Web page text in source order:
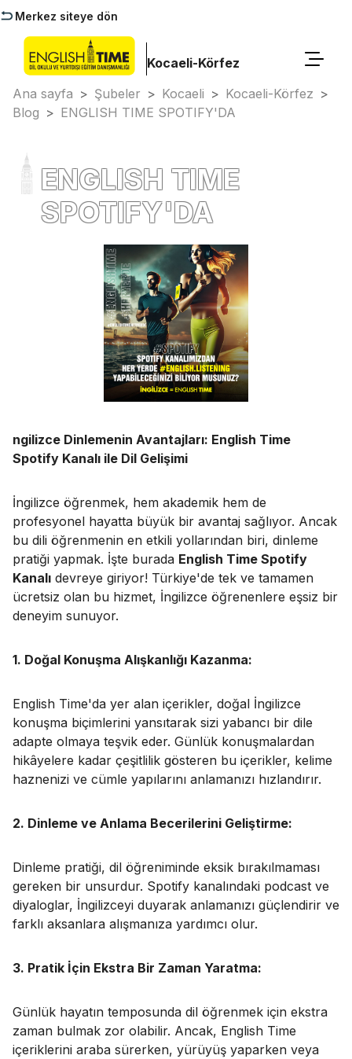
Merkez siteye dön
Kocaeli-Körfez
Ana sayfa > Şubeler > Kocaeli > Kocaeli-Körfez >
Blog > ENGLISH TIME SPOTIFY'DA
ENGLISH TIME
SPOTIFY'DA
ngilizce Dinlemenin Avantajları: English Time
Spotify Kanalı ile Dil Gelişimi
İngilizce öğrenmek, hem akademik hem de
profesyonel hayatta büyük bir avantaj sağlıyor. Ancak
bu dili öğrenmenin en etkili yollarından biri, dinleme
pratiği yapmak. İşte burada English Time Spotify
Kanalı devreye giriyor! Türkiye'de tek ve tamamen
ücretsiz olan bu hizmet, İngilizce öğrenenlere eşsiz bir
deneyim sunuyor.
1. Doğal Konuşma Alışkanlığı Kazanma:
English Time'da yer alan içerikler, doğal İngilizce
konuşma biçimlerini yansıtarak sizi yabancı bir dile
adapte olmaya teşvik eder. Günlük konuşmalardan
hikâyelere kadar çeşitlilik gösteren bu içerikler, kelime
haznenizi ve cümle yapılarını anlamanızı hızlandırır.
2. Dinleme ve Anlama Becerilerini Geliştirme:
Dinleme pratiği, dil öğreniminde eksik bırakılmaması
gereken bir unsurdur. Spotify kanalındaki podcast ve
diyaloglar, İngilizceyi duyarak anlamanızı güçlendirir ve
farklı aksanlara alışmanıza yardımcı olur.
3. Pratik İçin Ekstra Bir Zaman Yaratma:
Günlük hayatın temposunda dil öğrenmek için ekstra
zaman bulmak zor olabilir. Ancak, English Time
içeriklerini araba sürerken, yürüyüş yaparken veya